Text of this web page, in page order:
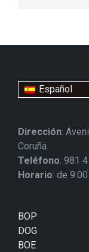
Español
Dirección:
Coruña.
Teléfono: 981
Horario: de
BOP
DOG
BOE